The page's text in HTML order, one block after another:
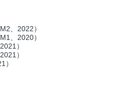
、2022）
、2020）
）
）
）